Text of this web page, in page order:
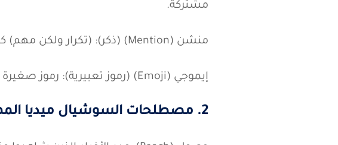
مشتركة.
منشن (Mention) (ذكر): (تكرار ولكن مهم) كما ذكرنا سابقاً، الإشارة إلى مستخدم آخر في منشور.